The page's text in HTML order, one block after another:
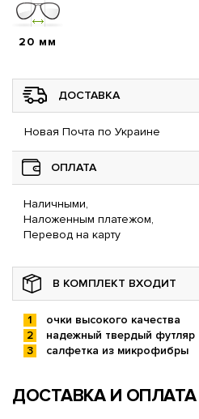
20 мм
ДОСТАВКА
Новая Почта по Украине
ОПЛАТА
Наличными,
Наложенным платежом,
Перевод на карту
В КОМПЛЕКТ ВХОДИТ
очки высокого качества
надежный твердый футляр
салфетка из микрофибры
ДОСТАВКА И ОПЛАТА